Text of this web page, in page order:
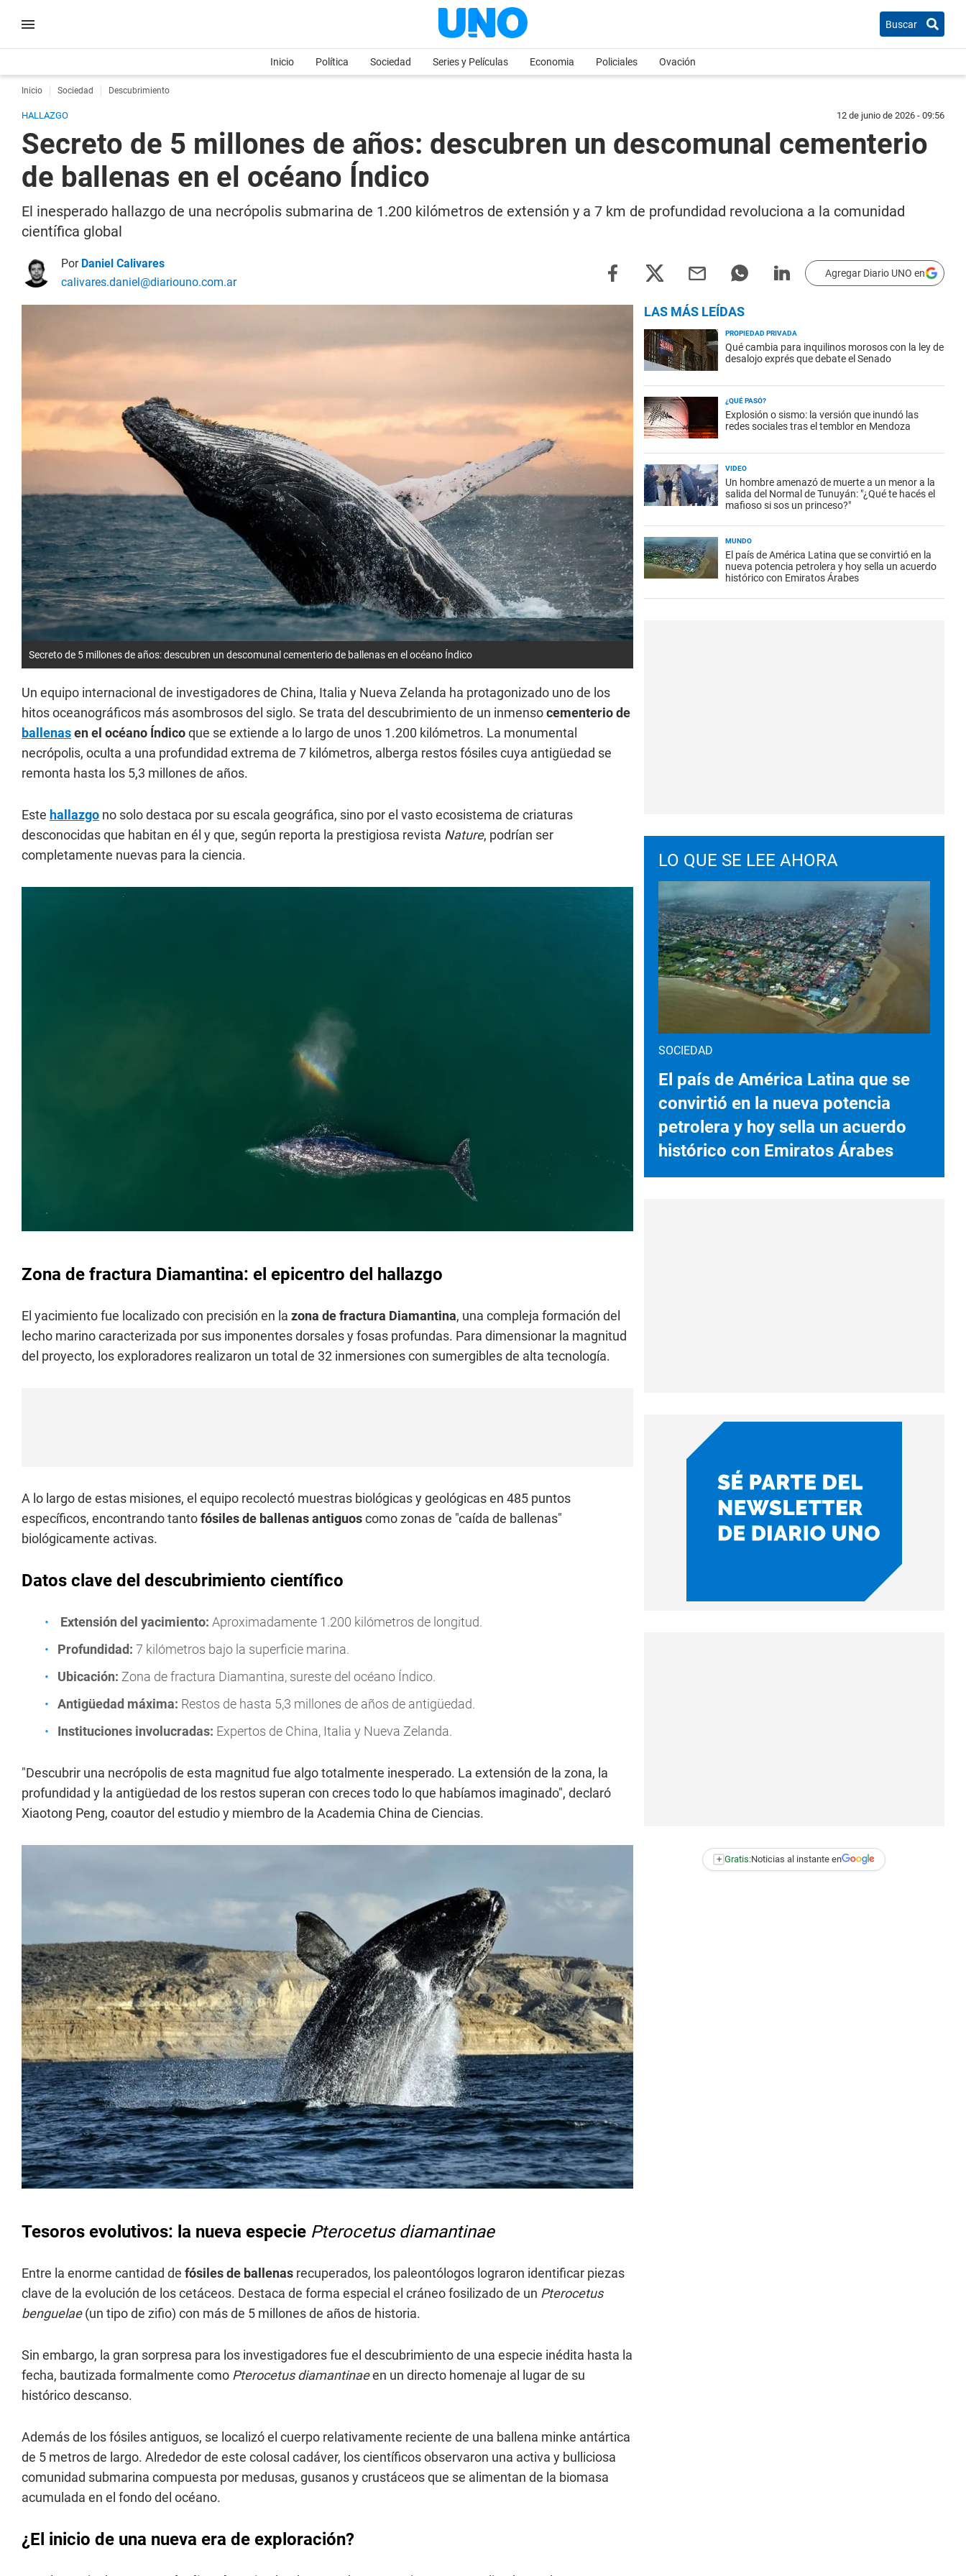
Buscar
Inicio Política Sociedad Series y Películas Economia Policiales Ovación
Inicio Sociedad Descubrimiento
HALLAZGO 12 de junio de 2026 - 09:56
Secreto de 5 millones de años: descubren un descomunal cementerio
de ballenas en el océano Índico
El inesperado hallazgo de una necrópolis submarina de 1.200 kilómetros de extensión y a 7 km de profundidad revoluciona a la comunidad
científica global
Por Daniel Calivares
calivares.daniel@diariouno.com.ar
Agregar Diario UNO en
Secreto de 5 millones de años: descubren un descomunal cementerio de ballenas en el océano Índico
Un equipo internacional de investigadores de China, Italia y Nueva Zelanda ha protagonizado uno de los
hitos oceanográficos más asombrosos del siglo. Se trata del descubrimiento de un inmensocementerio de
ballenasen el océano Índicoque se extiende a lo largo de unos 1.200 kilómetros. La monumental
necrópolis, oculta a una profundidad extrema de 7 kilómetros, alberga restos fósiles cuya antigüedad se
remonta hasta los 5,3 millones de años.
Este hallazgo no solo destaca por su escala geográfica, sino por el vasto ecosistema de criaturas
desconocidas que habitan en él y que, según reporta la prestigiosa revista Nature, podrían ser
completamente nuevas para la ciencia.
Zona de fractura Diamantina: el epicentro del hallazgo
El yacimiento fue localizado con precisión en la zona de fractura Diamantina, una compleja formación del
lecho marino caracterizada por sus imponentes dorsales y fosas profundas. Para dimensionar la magnitud
del proyecto, los exploradores realizaron un total de 32 inmersiones con sumergibles de alta tecnología.
A lo largo de estas misiones, el equipo recolectó muestras biológicas y geológicas en 485 puntos
específicos, encontrando tantofósiles de ballenas antiguoscomo zonas de "caída de ballenas"
biológicamente activas.
Datos clave del descubrimiento científico
Extensión del yacimiento: Aproximadamente 1.200 kilómetros de longitud.
Profundidad: 7 kilómetros bajo la superficie marina.
Ubicación: Zona de fractura Diamantina, sureste del océano Índico.
Antigüedad máxima: Restos de hasta 5,3 millones de años de antigüedad.
Instituciones involucradas: Expertos de China, Italia y Nueva Zelanda.
"Descubrir una necrópolis de esta magnitud fue algo totalmente inesperado. La extensión de la zona, la
profundidad y la antigüedad de los restos superan con creces todo lo que habíamos imaginado", declaró
Xiaotong Peng, coautor del estudio y miembro de la Academia China de Ciencias.
Tesoros evolutivos: la nueva especie Pterocetus diamantinae
Entre la enorme cantidad de fósiles de ballenas recuperados, los paleontólogos lograron identificar piezas
clave de la evolución de los cetáceos. Destaca de forma especial el cráneo fosilizado de un Pterocetus
benguelae(un tipo de zifio) con más de 5 millones de años de historia.
Sin embargo, la gran sorpresa para los investigadores fue el descubrimiento de una especie inédita hasta la
fecha, bautizada formalmente como Pterocetus diamantinaeen un directo homenaje al lugar de su
histórico descanso.
Además de los fósiles antiguos, se localizó el cuerpo relativamente reciente de una ballena minke antártica
de 5 metros de largo. Alrededor de este colosal cadáver, los científicos observaron una activa y bulliciosa
comunidad submarina compuesta por medusas, gusanos y crustáceos que se alimentan de la biomasa
acumulada en el fondo del océano.
¿El inicio de una nueva era de exploración?
LAS MÁS LEÍDAS
PROPIEDAD PRIVADA
Qué cambia para inquilinos morosos con la ley de
desalojo exprés que debate el Senado
¿QUÉ PASÓ?
Explosión o sismo: la versión que inundó las
redes sociales tras el temblor en Mendoza
VIDEO
Un hombre amenazó de muerte a un menor a la
salida del Normal de Tunuyán: "¿Qué te hacés el
mafioso si sos un princeso?"
MUNDO
El país de América Latina que se convirtió en la
nueva potencia petrolera y hoy sella un acuerdo
histórico con Emiratos Árabes
LO QUE SE LEE AHORA
SOCIEDAD
El país de América Latina que se
convirtió en la nueva potencia
petrolera y hoy sella un acuerdo
histórico con Emiratos Árabes
+ Gratis:Noticias al instante en